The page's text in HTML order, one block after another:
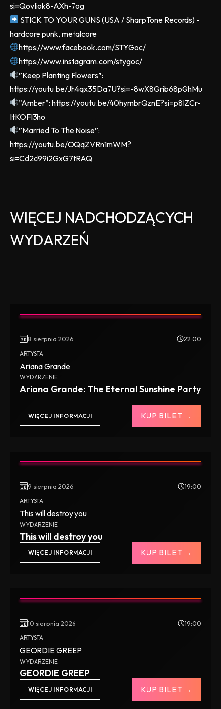
si=QovIiok8-AXh-7og
STICK TO YOUR GUNS (USA / SharpTone Records) -
hardcore punk, metalcore
https://www.facebook.com/STYGoc/
https://www.instagram.com/stygoc/
”Keep Planting Flowers”:
https://youtu.be/Jh4qx35Da7U?si=-8wX8Grib68pGhMu
”Amber”: https://youtu.be/40hymbrQznE?si=p8IZCr-
ItKOFI3ho
”Married To The Noise”:
https://youtu.be/OQqZVRn1mWM?
si=Cd2d99i2GxG7tRAQ
WIĘCEJ NADCHODZĄCYCH
WYDARZEŃ
8 sierpnia 2026 22:00
ARTYSTA
Ariana Grande
WYDARZENIE
Ariana Grande: The Eternal Sunshine Party
WIĘCEJ INFORMACJI KUP BILET →
9 sierpnia 2026 19:00
ARTYSTA
This will destroy you
WYDARZENIE
This will destroy you
WIĘCEJ INFORMACJI KUP BILET →
10 sierpnia 2026 19:00
ARTYSTA
GEORDIE GREEP
WYDARZENIE
GEORDIE GREEP
WIĘCEJ INFORMACJI KUP BILET →